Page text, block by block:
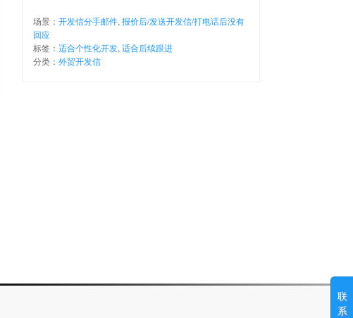
场景： 开发信分手邮件, 报价后/发送开发信/打电话后没有
回应
标签： 适合个性化开发, 适合后续跟进
分类： 外贸开发信
联
系